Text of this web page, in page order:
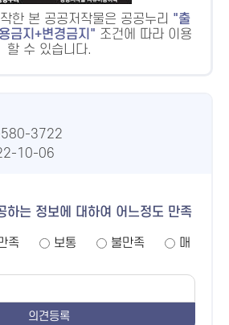
한 본 공공저작물은 공공누리
출
금지+변경금지
조건에 따라 이용
할 수 있습니다.
3722
10-06
하는 정보에 대하여 어느정도 만족
족 보통 불만족
매